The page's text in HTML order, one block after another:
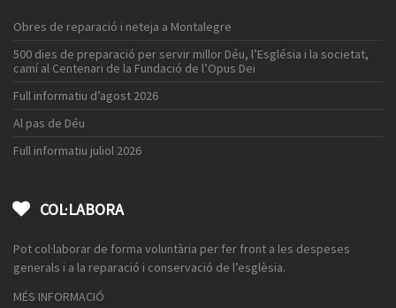
Obres de reparació i neteja a Montalegre
500 dies de preparació per servir millor Déu, l’Església i la societat,
camí al Centenari de la Fundació de l’Opus Dei
Full informatiu d’agost 2026
Al pas de Déu
Full informatiu juliol 2026
COL·LABORA
Pot col·laborar de forma voluntària per fer front a les despeses
generals i a la reparació i conservació de l’esglèsia.
MÉS INFORMACIÓ